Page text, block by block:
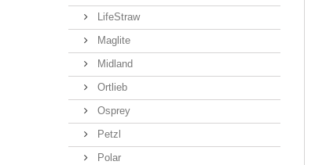
LifeStraw
Maglite
Midland
Ortlieb
Osprey
Petzl
Polar